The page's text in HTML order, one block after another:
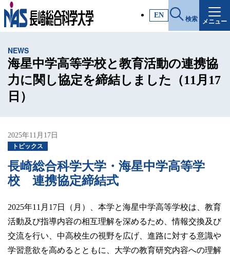
EN 検索 メニュー
施設・アクセス
入試情報
各種証明書
一般・社会人の方
卒業生の方
NEWS
海星中学高等学校と教育活動の連携協
力に関し協定を締結しました（11月17
日）
2025年11月17日
トピックス
長崎総合科学大学・海星中学高等学
校 連携協定締結式
2025年11月17日（月）、本学と海星中学高等学校は、教育
活動及び指導内容の相互理解を深めるため、情報交換及び
交流を行い、中高校生の視野を広げ、進路に対する意識や
学習意欲を高めるとともに、大学の教育研究内容への理解